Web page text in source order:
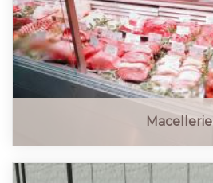
Macellerie